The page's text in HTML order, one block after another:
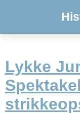
Lykke